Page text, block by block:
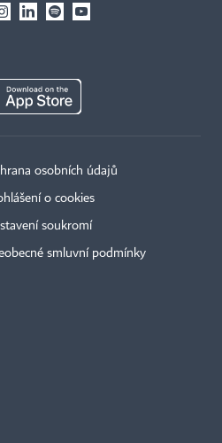
osobních údajů
o cookies
soukromí
smluvní podmínky